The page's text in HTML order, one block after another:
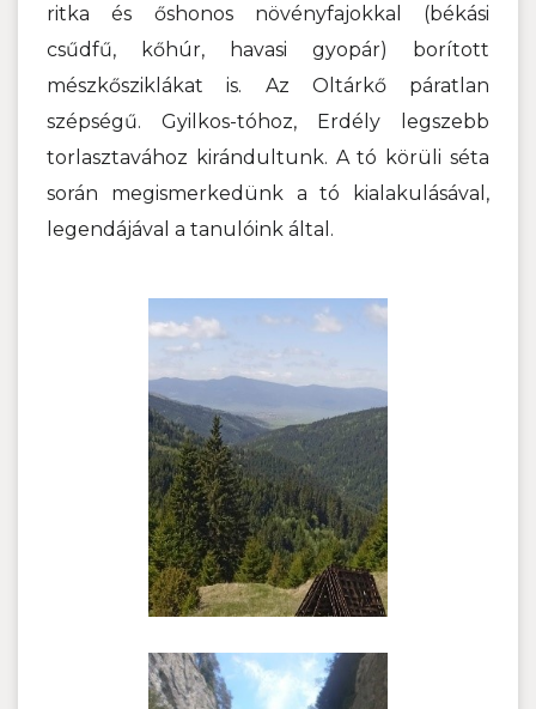
ritka és őshonos növényfajokkal (békási
csűdfű, kőhúr, havasi gyopár) borított
mészkősziklákat is. Az Oltárkő páratlan
szépségű. Gyilkos-tóhoz, Erdély legszebb
torlasztavához kirándultunk. A tó körüli séta
során megismerkedünk a tó kialakulásával,
legendájával a tanulóink által.